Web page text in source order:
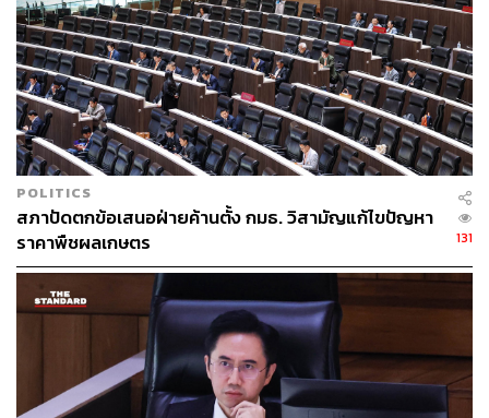
POLITICS
สภาปัดตกข้อเสนอฝ่ายค้านตั้ง กมธ. วิสามัญแก้ไขปัญหา
ราคาพืชผลเกษตร
131